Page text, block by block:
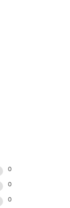
0
0
0